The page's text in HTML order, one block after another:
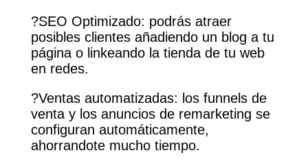
?SEO Optimizado: podrás atraer
posibles clientes añadiendo un blog a tu
página o linkeando la tienda de tu web
en redes.
?Ventas automatizadas: los funnels de
venta y los anuncios de remarketing se
configuran automáticamente,
ahorrandote mucho tiempo.